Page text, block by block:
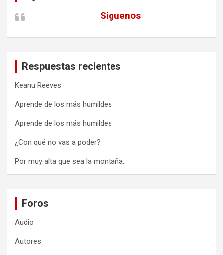
Siguenos
Respuestas recientes
Keanu Reeves
Aprende de los más humildes
Aprende de los más humildes
¿Con qué no vas a poder?
Por muy alta que sea la montaña.
Foros
Audio
Autores